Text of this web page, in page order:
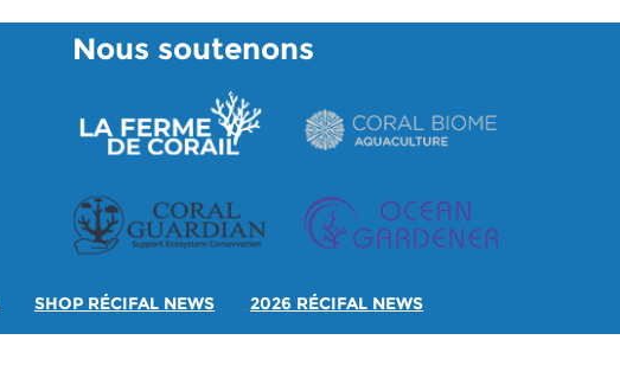
Nous soutenons
SHOP RÉCIFAL NEWS 2026 RÉCIFAL NEWS